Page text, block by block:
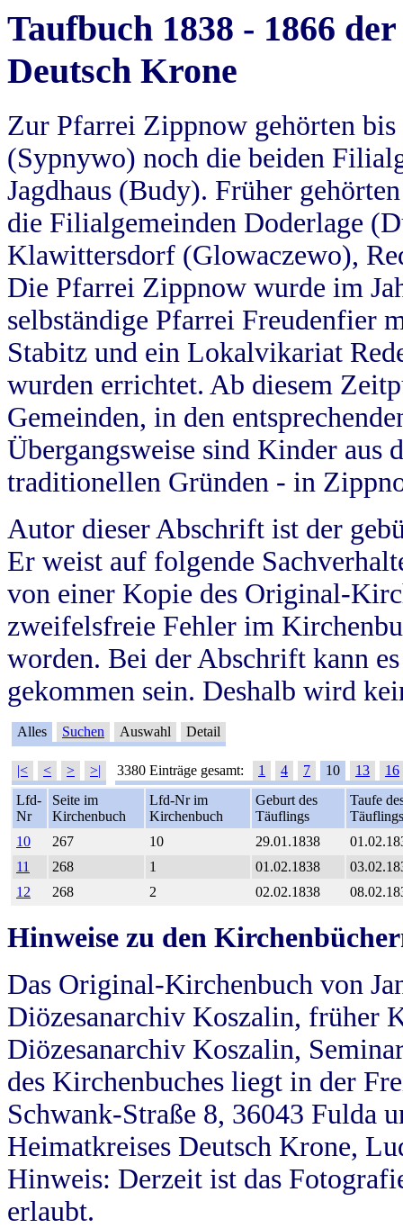
Taufbuch 1838 - 1866
Deutsch Krone
Zur Pfarrei Zippnow gehörten
(Sypnywo) noch die beiden
Jagdhaus (Budy). Früher
die Filialgemeinden Doderlage
Klawittersdorf (Glowaczewo),
Die Pfarrei Zippnow wurde im
selbständige Pfarrei Freudenfier
Stabitz und ein Lokalvikariat
wurden errichtet. Ab diesem
Gemeinden, in den
Übergangsweise sind Kinder aus
traditionellen Gründen - in
Autor dieser Abschrift ist der
Er weist auf folgende
von einer Kopie des Original-
zweifelsfreie Fehler im
worden. Bei der Abschrift kann
gekommen sein. Deshalb wird
Alles Suchen Auswahl Detail
|< < > >| 3380 Einträge gesamt: 1 4 7 10 13
16
Lfd-
Nr
Seite im
Kirchenbuch
Lfd-Nr im
Kirchenbuch
Geburt des
Täuflings
Taufe
Täuflings
10
267 10 29.01.1838
11
268 1 01.02.1838
12
268 2 02.02.1838
Hinweise zu den
Das Original-Kirchenbuch von
Diözesanarchiv Koszalin, früher
Diözesanarchiv Koszalin,
des Kirchenbuches liegt in der
Schwank-Straße 8, 36043 Fulda
Heimatkreises Deutsch Krone,
Hinweis: Derzeit ist das
erlaubt.